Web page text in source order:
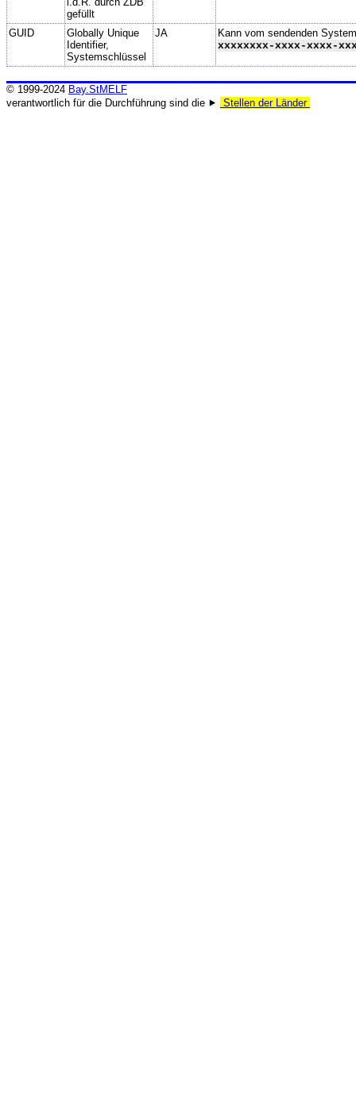
gefüllt
GUID
Globally Unique
Identifier,
Systemschlüssel
JA
Kann vom sendenden
xxxxxxxx-xxxx-xxxx-
© 1999-2024 Bay.StMELF
verantwortlich für die Durchführung sind die ⯈
Stellen der Länder